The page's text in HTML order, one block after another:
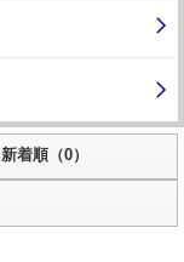
新着順（0）